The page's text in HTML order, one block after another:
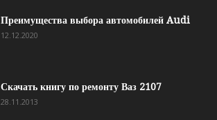
Преимущества выбора автомобилей Audi
12.12.2020
Скачать книгу по ремонту Ваз 2107
28.11.2013